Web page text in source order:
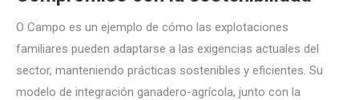
O Campo es un ejemplo de cómo las explotaciones
familiares pueden adaptarse a las exigencias actuales del
sector, manteniendo prácticas sostenibles y eficientes. Su
modelo de integración ganadero-agrícola, junto con la